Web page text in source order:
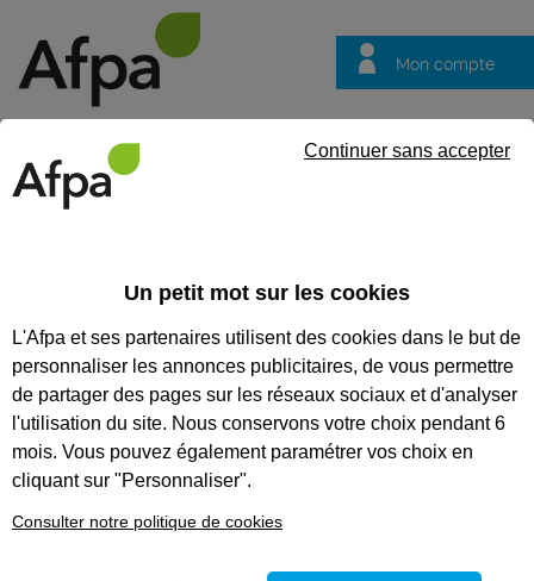
Mon compte
questions
Fil info
Entreprises et
talents mobilisés
autour d’un job
dating réussi à
l’Afpa Tours
Un petit mot sur les cookies
L'Afpa et ses partenaires utilisent des cookies dans le but de
personnaliser les annonces publicitaires, de vous permettre
de partager des pages sur les réseaux sociaux et d'analyser
l'utilisation du site. Nous conservons votre choix pendant 6
mois. Vous pouvez également paramétrer vos choix en
cliquant sur "Personnaliser".
Consulter notre politique de cookies
Continuer sans accepter